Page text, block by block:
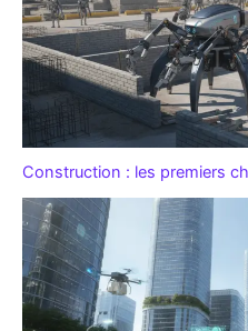
Construction : les premiers